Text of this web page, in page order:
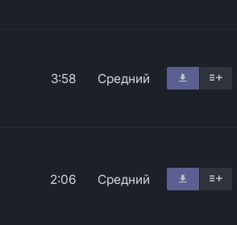
3:58 Средний
2:06 Средний